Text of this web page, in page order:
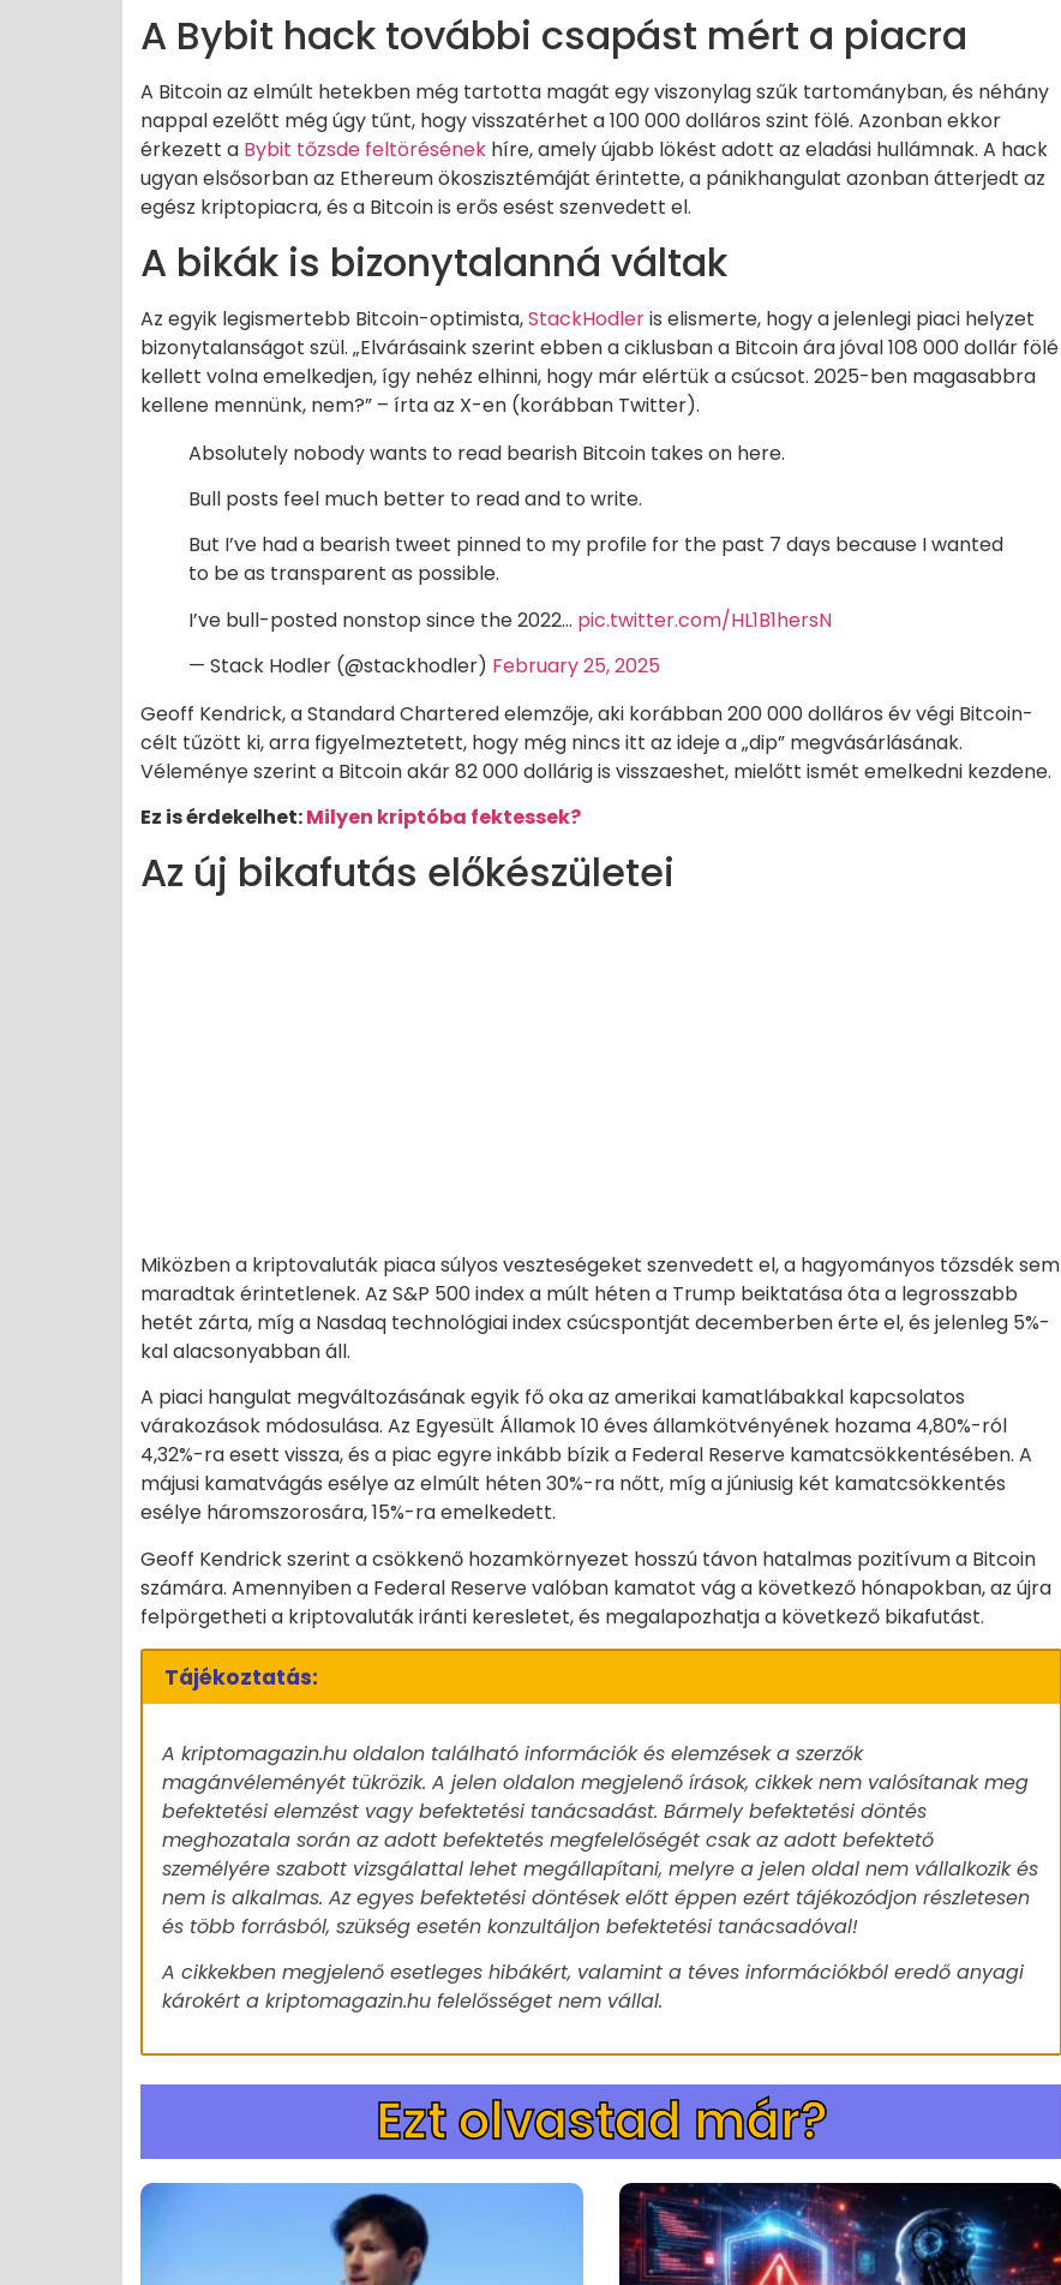
A Bybit hack további csapást mért a piacra
A Bitcoin az elmúlt hetekben még tartotta magát egy viszonylag szűk tartományban, és néhány
nappal ezelőtt még úgy tűnt, hogy visszatérhet a 100 000 dolláros szint fölé. Azonban ekkor
érkezett a Bybit tőzsde feltörésének híre, amely újabb lökést adott az eladási hullámnak. A hack
ugyan elsősorban az Ethereum ökoszisztémáját érintette, a pánikhangulat azonban átterjedt az
egész kriptopiacra, és a Bitcoin is erős esést szenvedett el.
A bikák is bizonytalanná váltak
Az egyik legismertebb Bitcoin-optimista,StackHodleris elismerte, hogy a jelenlegi piaci helyzet
bizonytalanságot szül. „Elvárásaink szerint ebben a ciklusban a Bitcoin ára jóval 108 000 dollár fölé
kellett volna emelkedjen, így nehéz elhinni, hogy már elértük a csúcsot. 2025-ben magasabbra
kellene mennünk, nem?” – írta az X-en (korábban Twitter).
Absolutely nobody wants to read bearish Bitcoin takes on here.
Bull posts feel much better to read and to write.
But I’ve had a bearish tweet pinned to my profile for the past 7 days because I wanted
to be as transparent as possible.
I’ve bull-posted nonstop since the 2022… pic.twitter.com/HL1B1hersN
— Stack Hodler (@stackhodler) February 25, 2025
Geoff Kendrick, a Standard Chartered elemzője, aki korábban 200 000 dolláros év végi Bitcoin-
célt tűzött ki, arra figyelmeztetett, hogy még nincs itt az ideje a „dip” megvásárlásának.
Véleménye szerint a Bitcoin akár 82 000 dollárig is visszaeshet, mielőtt ismét emelkedni kezdene.
Ez is érdekelhet:Milyen kriptóba fektessek?
Az új bikafutás előkészületei
Miközben a kriptovaluták piaca súlyos veszteségeket szenvedett el, a hagyományos tőzsdék sem
maradtak érintetlenek. Az S&P 500 index a múlt héten a Trump beiktatása óta a legrosszabb
hetét zárta, míg a Nasdaq technológiai index csúcspontját decemberben érte el, és jelenleg 5%-
kal alacsonyabban áll.
A piaci hangulat megváltozásának egyik fő oka az amerikai kamatlábakkal kapcsolatos
várakozások módosulása. Az Egyesült Államok 10 éves államkötvényének hozama 4,80%-ról
4,32%-ra esett vissza, és a piac egyre inkább bízik a Federal Reserve kamatcsökkentésében. A
májusi kamatvágás esélye az elmúlt héten 30%-ra nőtt, míg a júniusig két kamatcsökkentés
esélye háromszorosára, 15%-ra emelkedett.
Geoff Kendrick szerint a csökkenő hozamkörnyezet hosszú távon hatalmas pozitívum a Bitcoin
számára. Amennyiben a Federal Reserve valóban kamatot vág a következő hónapokban, az újra
felpörgetheti a kriptovaluták iránti keresletet, és megalapozhatja a következő bikafutást.
Tájékoztatás:
A kriptomagazin.hu oldalon található információk és elemzések a szerzők
magánvéleményét tükrözik. A jelen oldalon megjelenő írások, cikkek nem valósítanak meg
befektetési elemzést vagy befektetési tanácsadást. Bármely befektetési döntés
meghozatala során az adott befektetés megfelelőségét csak az adott befektető
személyére szabott vizsgálattal lehet megállapítani, melyre a jelen oldal nem vállalkozik és
nem is alkalmas. Az egyes befektetési döntések előtt éppen ezért tájékozódjon részletesen
és több forrásból, szükség esetén konzultáljon befektetési tanácsadóval!
A cikkekben megjelenő esetleges hibákért, valamint a téves információkból eredő anyagi
károkért a kriptomagazin.hu felelősséget nem vállal.
Ezt olvastad már?